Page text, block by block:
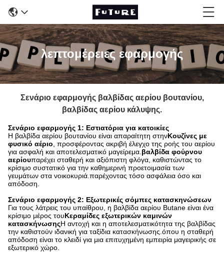
λεπτομέρειες εφαρμογής
Σενάριο εφαρμογής βαλβίδας αερίου βουτανίου,
βαλβίδας αερίου κάλυψης.
Σενάριο εφαρμογής 1: Εστιατόρια για κατοικίες
Η βαλβίδα αερίου βουτανίου είναι απαραίτητη στηνΚουζίνες με
φυσικό αέριο , προσφέροντας ακριβή έλεγχο της ροής του αερίου
για ασφαλή και αποτελεσματικό μαγείρεμα. βαλβίδα φούρνου
αερίουπαρέχει σταθερή και αξιόπιστη φλόγα, καθιστώντας το
κρίσιμο συστατικό για την καθημερινή προετοιμασία των
γευμάτων στα νοικοκυριά.παρέχοντας τόσο ασφάλεια όσο και
απόδοση.
Σενάριο εφαρμογής 2: Εξωτερικές σόμπες κατασκηνώσεων
Για τους λάτρεις του υπαίθρου, η βαλβίδα αερίου Butane είναι ένα
κρίσιμο μέρος τουΚεραμίδες εξωτερικών καμινών
κατασκήνωσηςΗ αντοχή και η αποτελεσματικότητα της βαλβίδας
την καθιστούν ιδανική για ταξίδια κατασκήνωσης.όπου η σταθερή
απόδοση είναι το κλειδί για μια επιτυχημένη εμπειρία μαγειρικής σε
εξωτερικό χώρο.